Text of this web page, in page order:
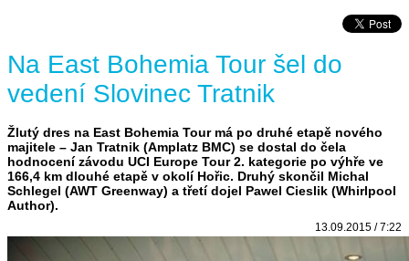
Na East Bohemia Tour šel do
vedení Slovinec Tratnik
Žlutý dres na East Bohemia Tour má po druhé etapě nového
majitele – Jan Tratnik (Amplatz BMC) se dostal do čela
hodnocení závodu UCI Europe Tour 2. kategorie po výhře ve
166,4 km dlouhé etapě v okolí Hořic. Druhý skončil Michal
Schlegel (AWT Greenway) a třetí dojel Pawel Cieslik (Whirlpool
Author).
13.09.2015 / 7:22